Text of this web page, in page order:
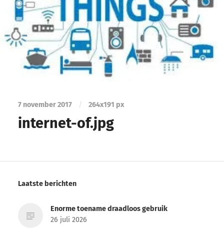
7 november 2017 / 264x191 px
internet-of.jpg
Laatste berichten
Enorme toename draadloos gebruik
26 juli 2026